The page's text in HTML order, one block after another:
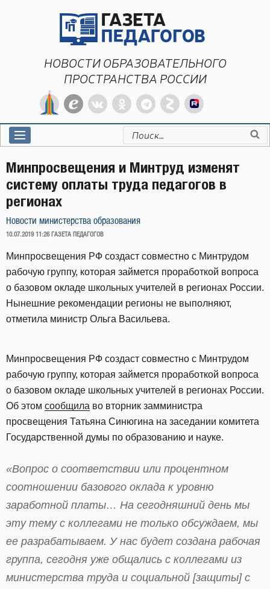
НОВОСТИ ОБРАЗОВАТЕЛЬНОГО
ПРОСТРАНСТВА РОССИИ
Искать:
Минпросвещения и Минтруд изменят
систему оплаты труда педагогов в
регионах
Новости министерства образования
ОПУБЛИКОВАНО
10.07.2019 11:26 ГАЗЕТА ПЕДАГОГОВ
Минпросвещения РФ создаст совместно с Минтрудом
рабочую группу, которая займется проработкой вопроса
о базовом окладе школьных учителей в регионах России.
Нынешние рекомендации регионы не выполняют,
отметила министр Ольга Васильева.
Минпросвещения РФ создаст совместно с Минтрудом
рабочую группу, которая займется проработкой вопроса
о базовом окладе школьных учителей в регионах России.
Об этом сообщила во вторник замминистра
просвещения Татьяна Синюгина на заседании комитета
Государственной думы по образованию и науке.
«Вопрос о соответствии или процентном
соотношении базового оклада к уровню
заработной платы… На сегодняшний день мы
эту тему с коллегами не только обсуждаем, мы
ее разрабатываем. У нас будет создана рабочая
группа, сегодня уже общались с коллегами из
министерства труда и социальной [защиты] с